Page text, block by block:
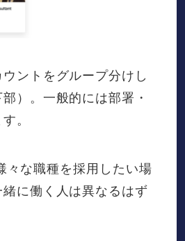
ントをグループ分けし
）。一般的には部署・
。
々な職種を採用したい場
に働く人は異なるはず